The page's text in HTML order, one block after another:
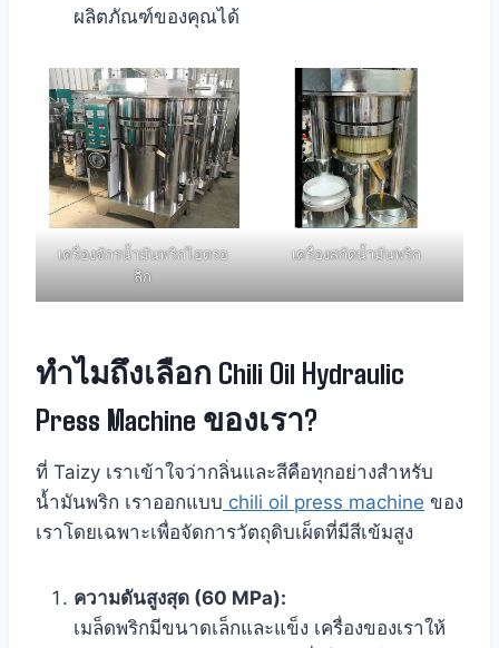
ผลิตภัณฑ์ของคุณได้
เครื่องจักรน้ำมันพริกไฮดรอ
ลิก
เครื่องสกัดน้ำมันพริก
ทำไมถึงเลือก Chili Oil Hydraulic
Press Machine ของเรา?
ที่ Taizy เราเข้าใจว่ากลิ่นและสีคือทุกอย่างสำหรับ
น้ำมันพริก เราออกแบบ chili oil press machine ของ
เราโดยเฉพาะเพื่อจัดการวัตถุดิบเผ็ดที่มีสีเข้มสูง
ความดันสูงสุด (60 MPa):
เมล็ดพริกมีขนาดเล็กและแข็ง เครื่องของเราให้